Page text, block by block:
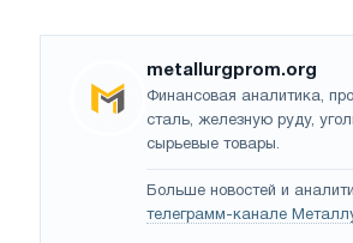
metallurgprom.org
Финансовая аналитика,
сталь, железную руду,
сырьевые товары.
Больше новостей и
телеграмм-канале